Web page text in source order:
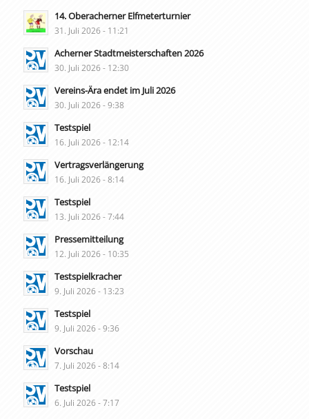
14. Oberacherner Elfmeterturnier
31. Juli 2026 - 11:21
Acherner Stadtmeisterschaften 2026
30. Juli 2026 - 12:30
Vereins-Ära endet im Juli 2026
30. Juli 2026 - 9:38
Testspiel
16. Juli 2026 - 12:14
Vertragsverlängerung
16. Juli 2026 - 8:14
Testspiel
13. Juli 2026 - 7:44
Pressemitteilung
12. Juli 2026 - 10:35
Testspielkracher
9. Juli 2026 - 13:23
Testspiel
9. Juli 2026 - 9:36
Vorschau
7. Juli 2026 - 8:14
Testspiel
6. Juli 2026 - 7:17